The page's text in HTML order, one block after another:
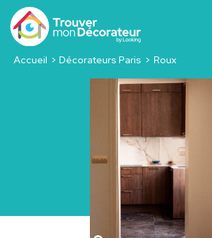
Accueil Décorateurs Paris Roux